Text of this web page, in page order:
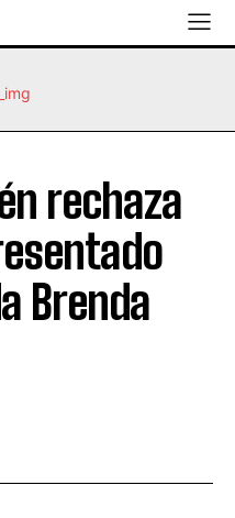
rechaza
Brenda